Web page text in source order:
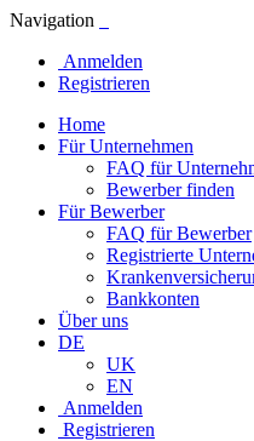
Navigation
Anmelden
Registrieren
Home
Für Unternehmen
FAQ für
Bewerber finden
Für Bewerber
FAQ für Bewerber
Registrierte
Bankkonten
Über uns
DE
UK
EN
Anmelden
Registrieren